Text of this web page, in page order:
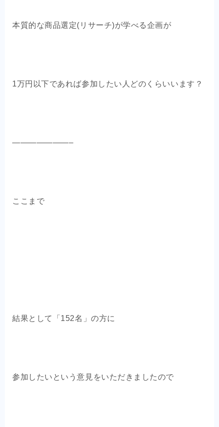
本質的な商品選定(リサーチ)が学べる企画が
1万円以下であれば参加したい人どのくらいいます？
———————–
ここまで
結果として「152名」の方に
参加したいという意見をいただきましたので